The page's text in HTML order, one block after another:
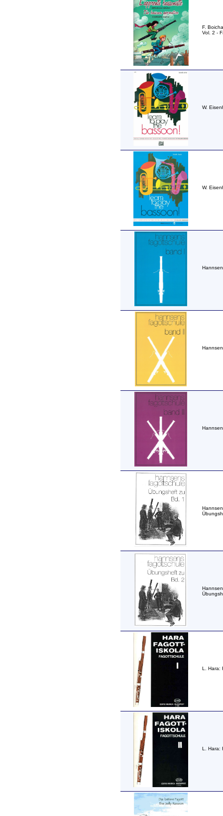
F.
Vol. 2 -
W.
W.
L. Hara:
L. Hara: